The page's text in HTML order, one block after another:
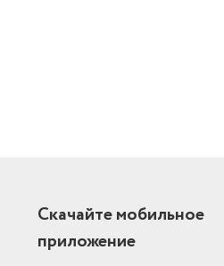
Скачайте мобильное
приложение